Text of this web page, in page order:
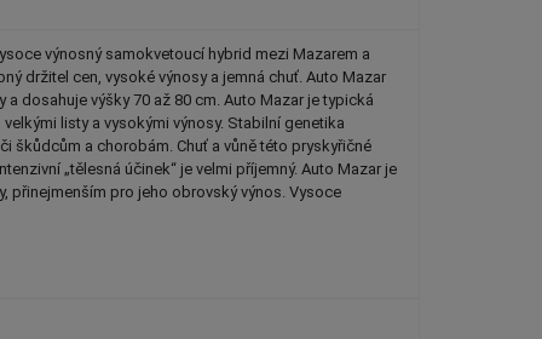
výnosný samokvetoucí hybrid mezi Mazarem a
držitel cen, vysoké výnosy a jemná chuť. Auto Mazar
dosahuje výšky 70 až 80 cm. Auto Mazar je typická
listy a vysokými výnosy. Stabilní genetika
škůdcům a chorobám. Chuť a vůně této pryskyřičné
„tělesná účinek“ je velmi příjemný. Auto Mazar je
přinejmenším pro jeho obrovský výnos. Vysoce